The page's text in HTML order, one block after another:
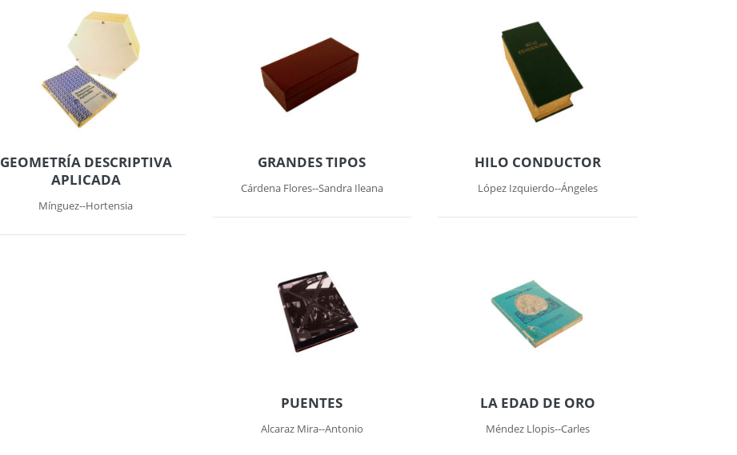
GEOMETRÍA DESCRIPTIVA
APLICADA
Mínguez--Hortensia
GRANDES TIPOS
Cárdena Flores--Sandra Ileana
HILO CONDUCTOR
López Izquierdo--Ángeles
PUENTES
Alcaraz Mira--Antonio
LA EDAD DE ORO
Méndez Llopis--Carles